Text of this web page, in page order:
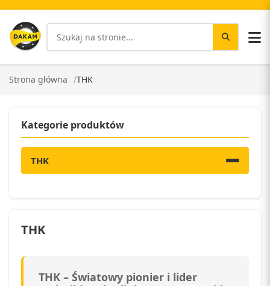
Strona główna THK
Kategorie produktów
THK
THK
THK – Światowy pionier i lider